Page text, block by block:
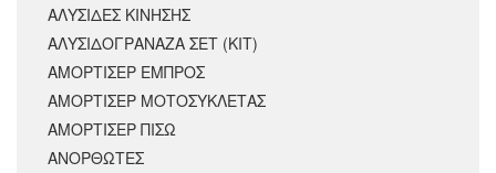
ΑΛΥΣΙΔΕΣ ΚΙΝΗΣΗΣ
ΑΛΥΣΙΔΟΓΡΑΝΑΖΑ ΣΕΤ (ΚΙΤ)
ΑΜΟΡΤΙΣΕΡ ΕΜΠΡΟΣ
ΑΜΟΡΤΙΣΈΡ ΜΟΤΟΣΥΚΛΈΤΑΣ
ΑΜΟΡΤΙΣΕΡ ΠΙΣΩ
ΑΝΟΡΘΩΤΕΣ